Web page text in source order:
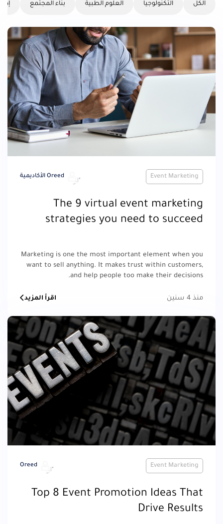
الكل التكنولوجيا العلوم الطبية بناء المجتمع
Event Marketing Oreed الأكاديمية
The 9 virtual event marketing
strategies you need to succeed
Marketing is one the most important element when you
want to sell anything. It makes trust within customers,
and help people too make their decisions.
منذ 4 سنين اقرأ المزيد
Event Marketing
Oreed
Top 8 Event Promotion Ideas That
Drive Results